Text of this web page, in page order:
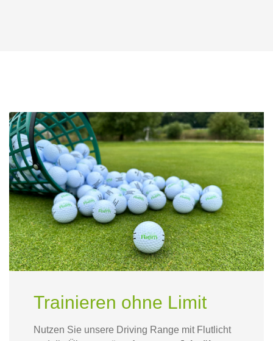
Trainieren ohne Limit
Nutzen Sie unsere Driving Range mit Flutlicht